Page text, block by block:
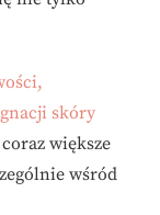
skóry
większe
wśród